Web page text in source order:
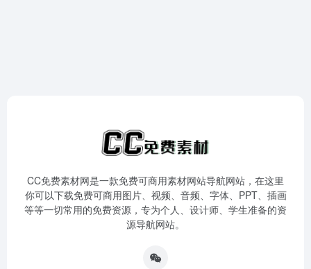
CC免费素材网是一款免费可商用素材网站导航网站，在这里
你可以下载免费可商用图片、视频、音频、字体、PPT、插画
等等一切常用的免费资源，专为个人、设计师、学生准备的资
源导航网站。